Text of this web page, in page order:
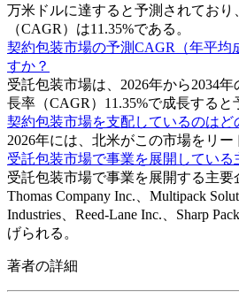
万米ドルに達すると予測されており
（CAGR）は11.35%である。
契約包装市場の予測CAGR（年平均
すか？
受託包装市場は、2026年から2034
長率（CAGR）11.35%で成長すると
契約包装市場を支配しているのはど
2026年には、北米がこの市場をリー
受託包装市場で事業を展開している
受託包装市場で事業を展開する主要
Thomas Company Inc.、Multipack
Industries、Reed-Lane Inc.、Sharp
げられる。
著者の詳細